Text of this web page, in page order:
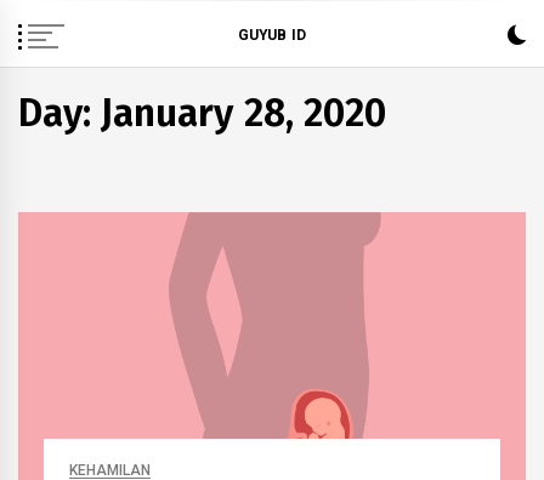
content
GUYUB ID
Day: January 28, 2020
KEHAMILAN